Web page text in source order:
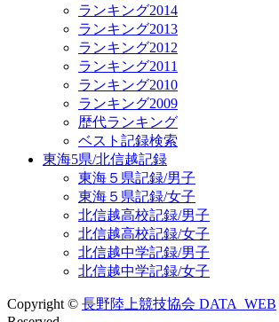
ランキング2014
ランキング2013
ランキング2012
ランキング2011
ランキング2010
ランキング2009
歴代ランキング
ベスト記録検索
東海5県/北信越記録
東海５県記録/男子
東海５県記録/女子
北信越高校記録/男子
北信越高校記録/女子
北信越中学記録/男子
北信越中学記録/女子
Copyright © 長野陸上競技協会 DATA_WEB